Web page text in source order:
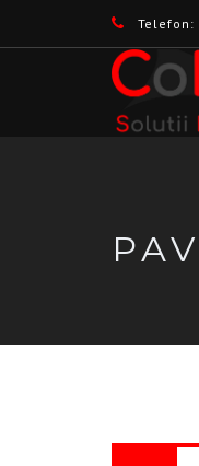
Telefon: